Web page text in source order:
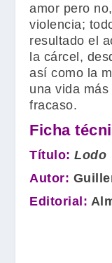
amor pero
violencia;
resultado el
la cárcel,
así como la
una vida
fracaso.
Ficha
Título: Lodo
Autor:
Editorial: